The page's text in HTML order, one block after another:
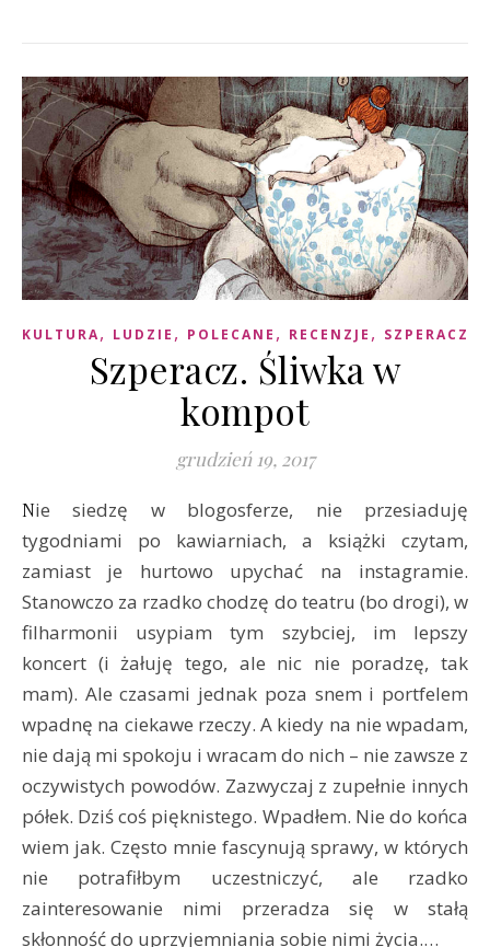
KULTURA, LUDZIE , POLECANE , RECENZJE , SZPERACZ
Szperacz. Śliwka w
kompot
grudzień 19, 2017
Nie siedzę w blogosferze, nie przesiaduję
tygodniami po kawiarniach, a książki czytam,
zamiast je hurtowo upychać na instagramie.
Stanowczo za rzadko chodzę do teatru (bo drogi), w
filharmonii usypiam tym szybciej, im lepszy
koncert (i żałuję tego, ale nic nie poradzę, tak
mam). Ale czasami jednak poza snem i portfelem
wpadnę na ciekawe rzeczy. A kiedy na nie wpadam,
nie dają mi spokoju i wracam do nich – nie zawsze z
oczywistych powodów. Zazwyczaj z zupełnie innych
półek. Dziś coś pięknistego. Wpadłem. Nie do końca
wiem jak. Często mnie fascynują sprawy, w których
nie potrafiłbym uczestniczyć, ale rzadko
zainteresowanie nimi przeradza się w stałą
skłonność do uprzyjemniania sobie nimi życia.…